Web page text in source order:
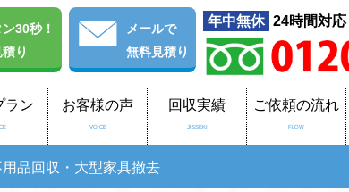
30秒！
り
メールで
無料見積り
年中無休 24時間対応
ラン お客様の声
VOICE
回収実績
JISSEKI
ご依頼の流れ
FLOW
品回収・大型家具撤去